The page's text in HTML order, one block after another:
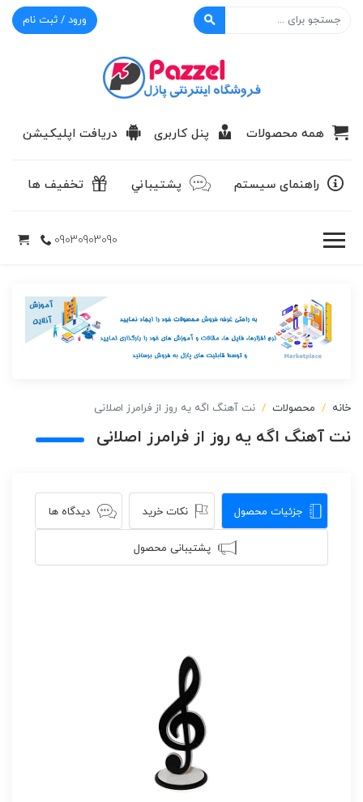
ورود / ثبت نام
همه محصولات پنل کاربری دریافت اپلیکیشن
راهنمای سیستم پشتيباني تخفیف ها
09030903090
خانه محصولات نت آهنگ اگه یه روز از فرامرز اصلانی
نت آهنگ اگه یه روز از فرامرز اصلانی
جزئیات محصول نکات خرید دیدگاه ها
پشتیبانی محصول